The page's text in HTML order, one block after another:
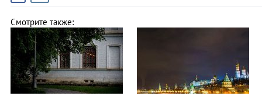
Смотрите также: